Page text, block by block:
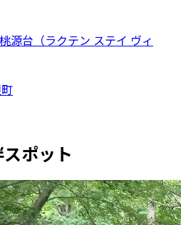
源台（ラクテン ステイ ヴィ
ポット